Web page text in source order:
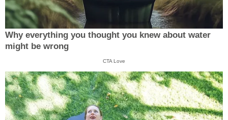
Why everything you thought you knew about water
might be wrong
CTA Love